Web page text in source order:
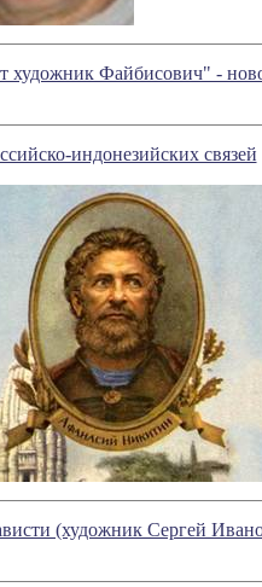
художник Файбисович" -
индонезийских связей
(художник Сергей